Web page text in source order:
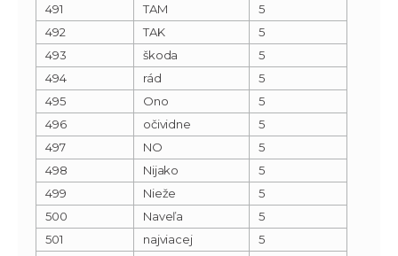
491
TAM
5
492
TAK
5
493
škoda
5
494
rád
5
495
Ono
5
496
očividne
5
497
NO
5
498
Nijako
5
499
Nieže
5
500
Naveľa
5
501
najviacej
5